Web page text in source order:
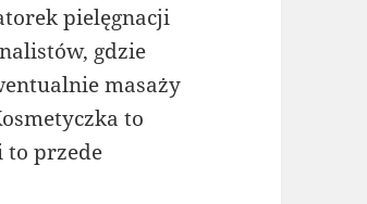
pielęgnacji
gdzie
masaży
to
to przede